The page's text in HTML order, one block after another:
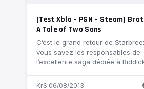
[Test Xbla – PSN – Steam]
A Tale of Two Sons
C’est le grand retour de
vous savez les responsables de
l’excellente saga dédiée à
KrS·06/08/2013